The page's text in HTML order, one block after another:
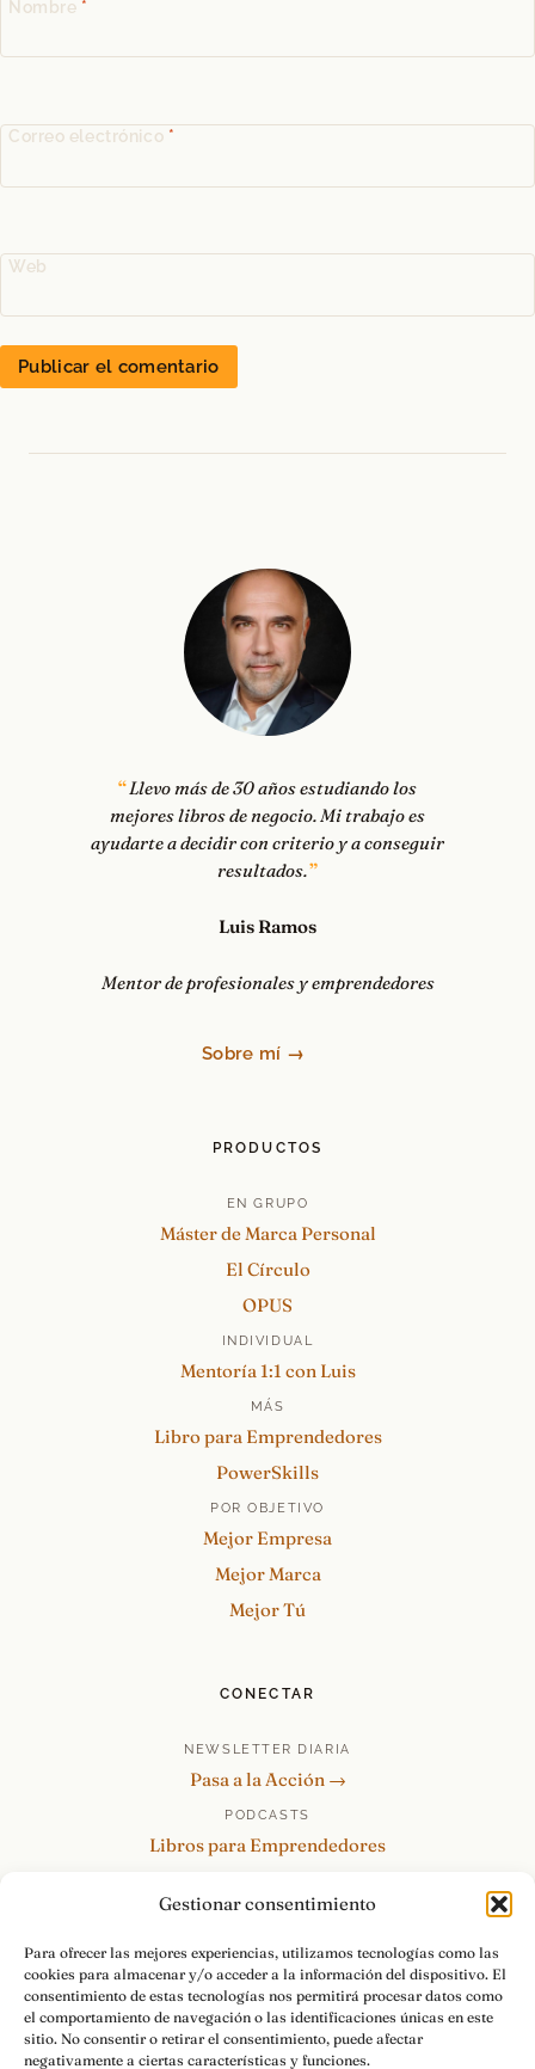
Gestionar consentimiento
Para ofrecer las mejores experiencias, utilizamos tecnologías como las
cookies para almacenar y/o acceder a la información del dispositivo. El
consentimiento de estas tecnologías nos permitirá procesar datos como
el comportamiento de navegación o las identificaciones únicas en este
sitio. No consentir o retirar el consentimiento, puede afectar
negativamente a ciertas características y funciones.
Nombre *
Correo electrónico *
Web
Llevo más de 30 años estudiando los
mejores libros de negocio. Mi trabajo es
ayudarte a decidir con criterio y a conseguir
resultados.
Luis Ramos
Mentor de profesionales y emprendedores
Sobre mí →
PRODUCTOS
EN GRUPO
Máster de Marca Personal
El Círculo
OPUS
INDIVIDUAL
Mentoría 1:1 con Luis
MÁS
Libro para Emprendedores
PowerSkills
POR OBJETIVO
Mejor Empresa
Mejor Marca
Mejor Tú
CONECTAR
NEWSLETTER DIARIA
Pasa a la Acción →
PODCASTS
Libros para Emprendedores
re:Invéntate / PowerSkills
MENTOR360
HABLAMOS
Contacto y consultas →